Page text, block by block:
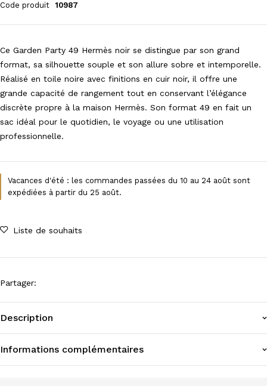
Code produit 10987
Ce Garden Party 49 Hermès noir se distingue par son grand
format, sa silhouette souple et son allure sobre et intemporelle.
Réalisé en toile noire avec finitions en cuir noir, il offre une
grande capacité de rangement tout en conservant l’élégance
discrète propre à la maison Hermès. Son format 49 en fait un
sac idéal pour le quotidien, le voyage ou une utilisation
professionnelle.
Vacances d'été : les commandes passées du 10 au 24 août sont
expédiées à partir du 25 août.
Liste de souhaits
Partager:
Description
Informations complémentaires